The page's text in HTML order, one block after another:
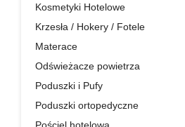
Kosmetyki Hotelowe
Krzesła / Hokery / Fotele
Materace
Odświeżacze powietrza
Poduszki i Pufy
Poduszki ortopedyczne